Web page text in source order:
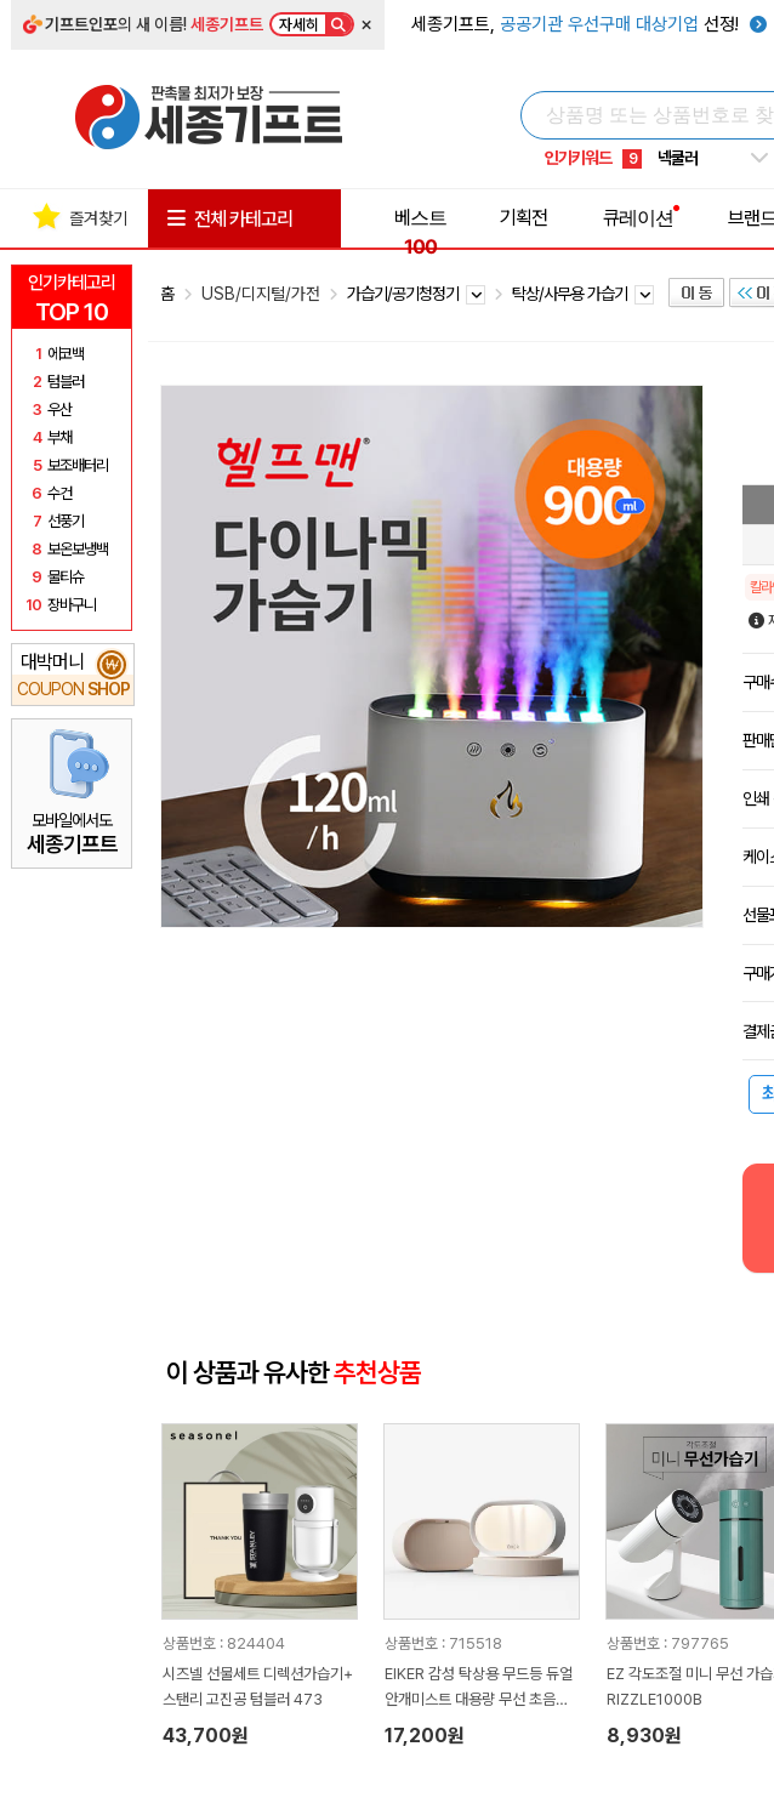
기프트인포의 새 이름!세종기프트 자세히 × 세종기프트, 공공기관 우선구매 대상기업 선정!
인기키워드
5 키캡
8 쿨토시
9 넥쿨러
1 선풍기
인기카테고리
TOP 10
1 에코백
2 텀블러
3 우산
4 부채
5 보조배터리
6 수건
7 선풍기
8 보온보냉백
9 물티슈
10 장바구니
대박머니
COUPON SHOP
₩
모바일에서도
세종기프트
즐겨찾기 전체 카테고리
베스트
100
기획전 큐레이션 브랜
홈 USB/디지털/가전 가습기/공기청정기 탁상/사무용 가습기
칼
구매
판매
인쇄
케이
선물
구매
결제
이 상품과 유사한추천상품
상품번호 : 824404
시즈넬 선물세트 디렉션가습기+
스탠리 고진공 텀블러 473
43,700원
상품번호 : 715518
EIKER 감성 탁상용 무드등 듀얼
안개미스트 대용량 무선 초음파
가습기
17,200원
상품번호 : 797765
EZ 각도조절 미니 무선 가
RIZZLE1000B
8,930원